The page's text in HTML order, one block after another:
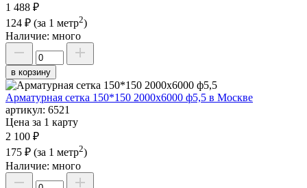
1 488 ₽
124 ₽ (за 1 метр2)
Наличие: много
в корзину
Арматурная сетка 150*150 2000х6000 ф5,5 в Москве
артикул: 6521
Цена за 1 карту
2 100 ₽
175 ₽ (за 1 метр2)
Наличие: много